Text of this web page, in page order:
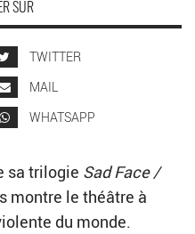
SUR
TWITTER
MAIL
WHATSAPP
sa trilogie Sad Face /
montre le théâtre à
du monde.